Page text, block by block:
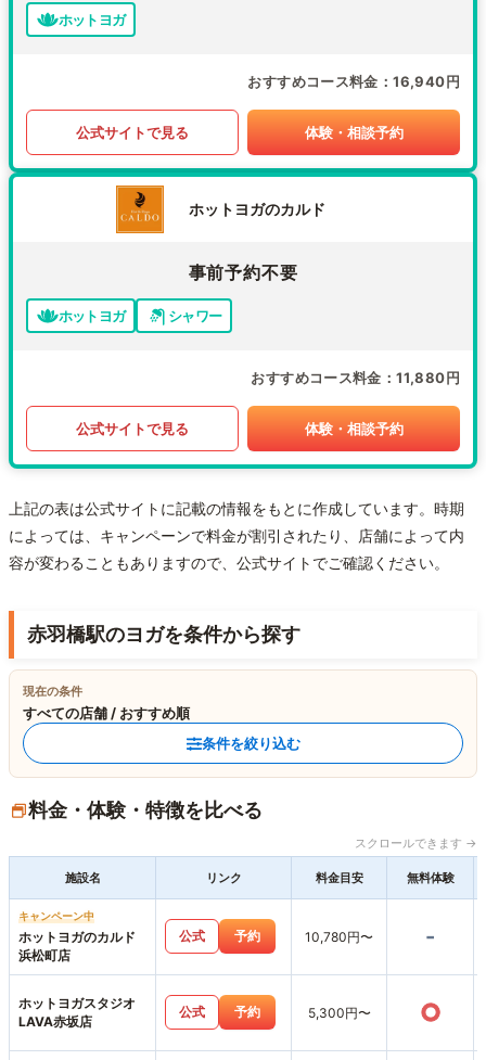
ホットヨガ
おすすめコース料金 16,940円
公式サイトで見る 体験・相談予約
ホットヨガのカルド
事前予約不要
ホットヨガ シャワー
おすすめコース料金 11,880円
公式サイトで見る 体験・相談予約
上記の表は公式サイトに記載の情報をもとに作成しています。時期
によっては、キャンペーンで料金が割引されたり、店舗によって内
容が変わることもありますので、公式サイトでご確認ください。
赤羽橋駅のヨガを条件から探す
現在の条件
すべての店舗 / おすすめ順
条件を絞り込む
料金・体験・特徴を比べる
スクロールできます →
施設名 リンク 料金目安 無料体験
キャンペーン中
ホットヨガのカルド
浜松町店
公式 予約 10,780円〜 -
ホットヨガスタジオ
LAVA赤坂店
公式 予約 5,300円〜 ○